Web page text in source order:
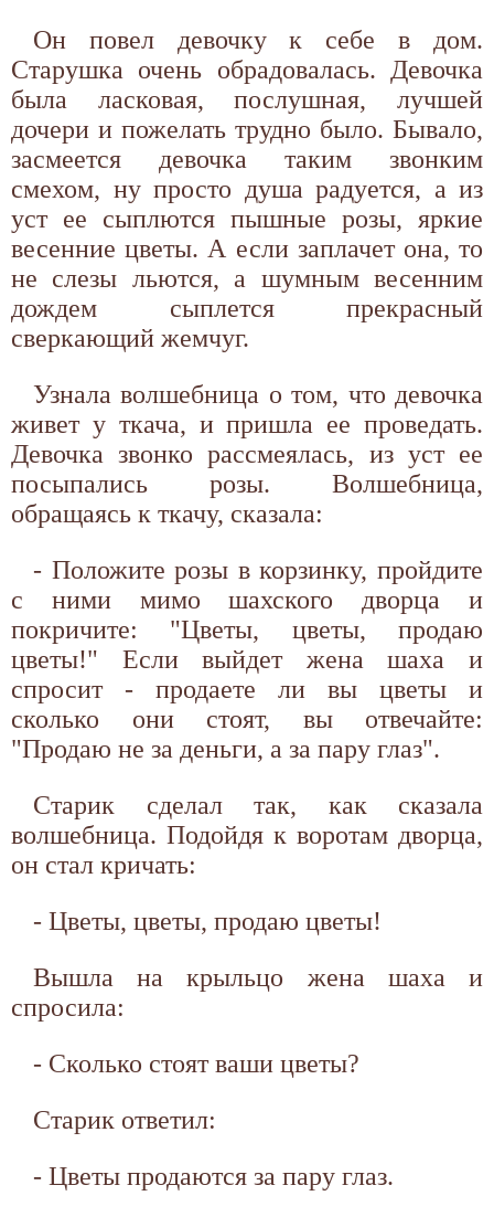
Он повел девочку к себе в дом.
Старушка очень обрадовалась. Девочка
была ласковая, послушная, лучшей
дочери и пожелать трудно было. Бывало,
засмеется девочка таким звонким
смехом, ну просто душа радуется, а из
уст ее сыплются пышные розы, яркие
весенние цветы. А если заплачет она, то
не слезы льются, а шумным весенним
дождем сыплется прекрасный
сверкающий жемчуг.
Узнала волшебница о том, что девочка
живет у ткача, и пришла ее проведать.
Девочка звонко рассмеялась, из уст ее
посыпались розы. Волшебница,
обращаясь к ткачу, сказала:
- Положите розы в корзинку, пройдите
с ними мимо шахского дворца и
покричите: "Цветы, цветы, продаю
цветы!" Если выйдет жена шаха и
спросит - продаете ли вы цветы и
сколько они стоят, вы отвечайте:
"Продаю не за деньги, а за пару глаз".
Старик сделал так, как сказала
волшебница. Подойдя к воротам дворца,
он стал кричать:
- Цветы, цветы, продаю цветы!
Вышла на крыльцо жена шаха и
спросила:
- Сколько стоят ваши цветы?
Старик ответил:
- Цветы продаются за пару глаз.